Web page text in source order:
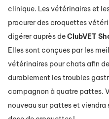
clinique. Les vétérinaires et
procurer des croquettes
digérer auprès deClubVET
Elles sont conçues par les
vétérinaires pour chats afin
durablement les troubles
compagnon à quatre pattes.
nouveau sur pattes et